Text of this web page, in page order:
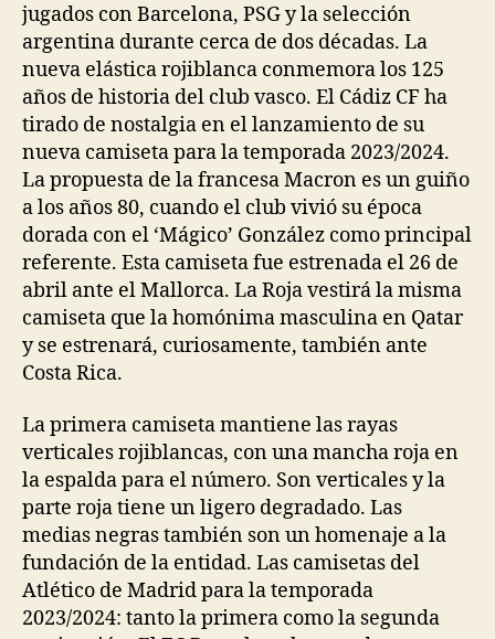
jugados con Barcelona, PSG y la selección
argentina durante cerca de dos décadas. La
nueva elástica rojiblanca conmemora los 125
años de historia del club vasco. El Cádiz CF ha
tirado de nostalgia en el lanzamiento de su
nueva camiseta para la temporada 2023/2024.
La propuesta de la francesa Macron es un guiño
a los años 80, cuando el club vivió su época
dorada con el ‘Mágico’ González como principal
referente. Esta camiseta fue estrenada el 26 de
abril ante el Mallorca. La Roja vestirá la misma
camiseta que la homónima masculina en Qatar
y se estrenará, curiosamente, también ante
Costa Rica.
La primera camiseta mantiene las rayas
verticales rojiblancas, con una mancha roja en
la espalda para el número. Son verticales y la
parte roja tiene un ligero degradado. Las
medias negras también son un homenaje a la
fundación de la entidad. Las camisetas del
Atlético de Madrid para la temporada
2023/2024: tanto la primera como la segunda